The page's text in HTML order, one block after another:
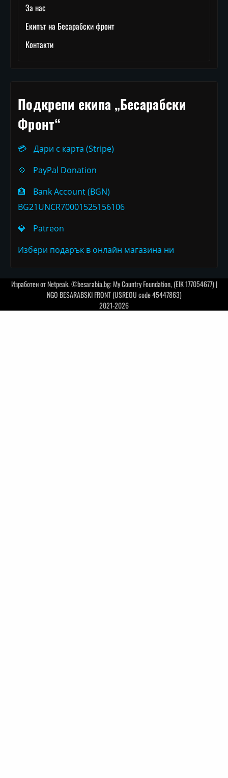
За нас
Екипът на Бесарабски фронт
Контакти
Подкрепи екипа „Бесарабски
Фронт“
💳
Дари с карта (Stripe)
💠
PayPal Donation
🏦
Bank Account (BGN)
BG21UNCR70001525156106
💎
Patreon
Избери подарък в онлайн магазина ни
Изработен отNetpeak. ©besarabia.bg: My Country Foundation, (EIK 177054677) |
NGO BESARABSKI FRONT (USREOU code 45447863)
2021-2026